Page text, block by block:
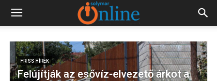
FRISS HÍREK
Felújítják az esővíz-elvezető árkot a